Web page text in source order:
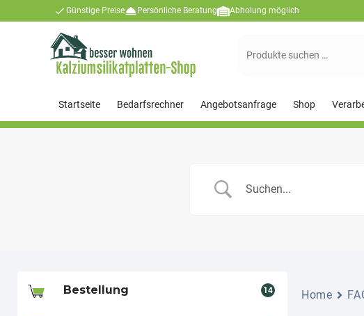
Günstige Preise Persönliche Beratung Abholung möglich
Suchen
Startseite Bedarfsrechner Angebotsanfrage Shop
Bestellung 14 Home